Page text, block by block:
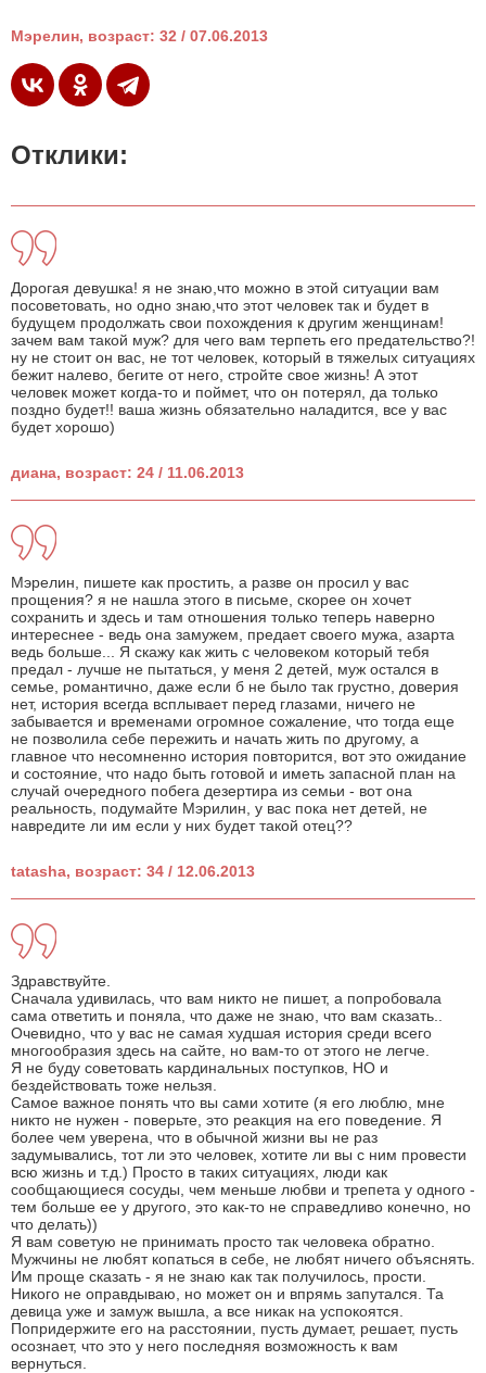
Мэрелин, возраст: 32 / 07.06.2013
Отклики:
Дорогая девушка! я не знаю,что можно в этой ситуации вам
посоветовать, но одно знаю,что этот человек так и будет в
будущем продолжать свои похождения к другим женщинам!
зачем вам такой муж? для чего вам терпеть его предательство?!
ну не стоит он вас, не тот человек, который в тяжелых ситуациях
бежит налево, бегите от него, стройте свое жизнь! А этот
человек может когда-то и поймет, что он потерял, да только
поздно будет!! ваша жизнь обязательно наладится, все у вас
будет хорошо)
диана, возраст: 24 / 11.06.2013
Мэрелин, пишете как простить, а разве он просил у вас
прощения? я не нашла этого в письме, скорее он хочет
сохранить и здесь и там отношения только теперь наверно
интереснее - ведь она замужем, предает своего мужа, азарта
ведь больше... Я скажу как жить с человеком который тебя
предал - лучше не пытаться, у меня 2 детей, муж остался в
семье, романтично, даже если б не было так грустно, доверия
нет, история всегда всплывает перед глазами, ничего не
забывается и временами огромное сожаление, что тогда еще
не позволила себе пережить и начать жить по другому, а
главное что несомненно история повторится, вот это ожидание
и состояние, что надо быть готовой и иметь запасной план на
случай очередного побега дезертира из семьи - вот она
реальность, подумайте Мэрилин, у вас пока нет детей, не
навредите ли им если у них будет такой отец??
tatasha, возраст: 34 / 12.06.2013
Здравствуйте.
Сначала удивилась, что вам никто не пишет, а попробовала
сама ответить и поняла, что даже не знаю, что вам сказать..
Очевидно, что у вас не самая худшая история среди всего
многообразия здесь на сайте, но вам-то от этого не легче.
Я не буду советовать кардинальных поступков, НО и
бездействовать тоже нельзя.
Самое важное понять что вы сами хотите (я его люблю, мне
никто не нужен - поверьте, это реакция на его поведение. Я
более чем уверена, что в обычной жизни вы не раз
задумывались, тот ли это человек, хотите ли вы с ним провести
всю жизнь и т.д.) Просто в таких ситуациях, люди как
сообщающиеся сосуды, чем меньше любви и трепета у одного -
тем больше ее у другого, это как-то не справедливо конечно, но
что делать))
Я вам советую не принимать просто так человека обратно.
Мужчины не любят копаться в себе, не любят ничего объяснять.
Им проще сказать - я не знаю как так получилось, прости.
Никого не оправдываю, но может он и впрямь запутался. Та
девица уже и замуж вышла, а все никак на успокоятся.
Попридержите его на расстоянии, пусть думает, решает, пусть
осознает, что это у него последняя возможность к вам
вернуться.